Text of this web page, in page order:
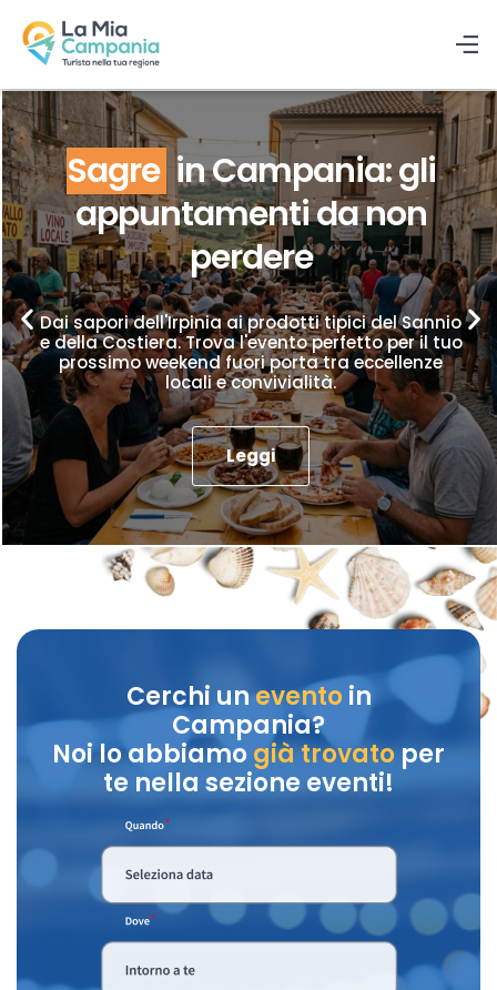
Sagre in Campania: gli
appuntamenti da non
perdere
Dai sapori dell'Irpinia ai prodotti tipici del Sannio
e della Costiera. Trova l'evento perfetto per il tuo
prossimo weekend fuori porta tra eccellenze
locali e convivialità.
Leggi
Cerchi unevento in
Campania?
Noi lo abbiamo già trovatoper
te nella sezione eventi!